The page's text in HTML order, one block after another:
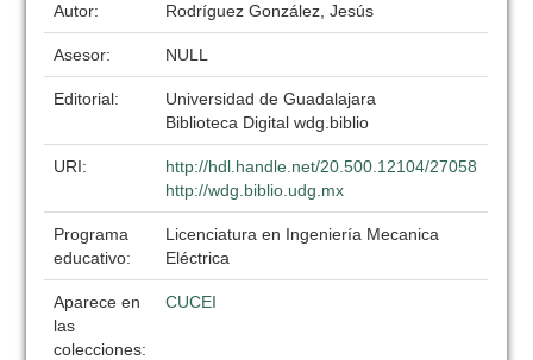
Autor: Rodríguez González, Jesús
Asesor: NULL
Editorial:
Universidad de Guadalajara
Biblioteca Digital wdg.biblio
URI:
http://hdl.handle.net/20.500.12104/27058
http://wdg.biblio.udg.mx
Programa
educativo:
Licenciatura en Ingeniería Mecanica
Eléctrica
Aparece en
las
colecciones:
CUCEI